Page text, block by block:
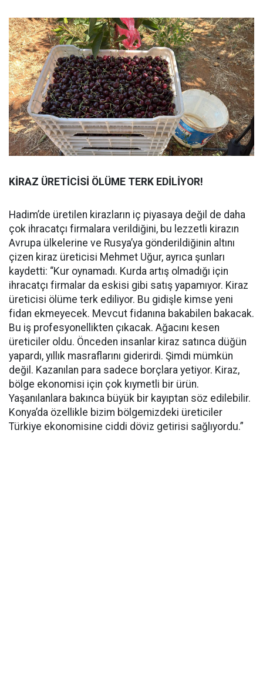
KİRAZ ÜRETİCİSİ ÖLÜME TERK EDİLİYOR!
Hadim’de üretilen kirazların iç piyasaya değil de daha
çok ihracatçı firmalara verildiğini, bu lezzetli kirazın
Avrupa ülkelerine ve Rusya’ya gönderildiğinin altını
çizen kiraz üreticisi Mehmet Uğur, ayrıca şunları
kaydetti: “Kur oynamadı. Kurda artış olmadığı için
ihracatçı firmalar da eskisi gibi satış yapamıyor. Kiraz
üreticisi ölüme terk ediliyor. Bu gidişle kimse yeni
fidan ekmeyecek. Mevcut fidanına bakabilen bakacak.
Bu iş profesyonellikten çıkacak. Ağacını kesen
üreticiler oldu. Önceden insanlar kiraz satınca düğün
yapardı, yıllık masraflarını giderirdi. Şimdi mümkün
değil. Kazanılan para sadece borçlara yetiyor. Kiraz,
bölge ekonomisi için çok kıymetli bir ürün.
Yaşanılanlara bakınca büyük bir kayıptan söz edilebilir.
Konya’da özellikle bizim bölgemizdeki üreticiler
Türkiye ekonomisine ciddi döviz getirisi sağlıyordu.”